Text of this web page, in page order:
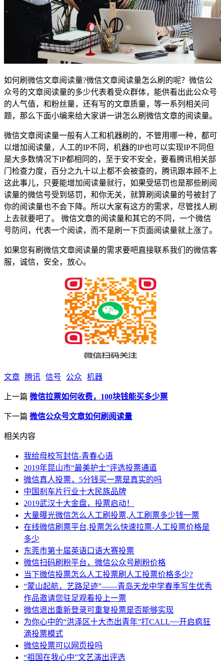
如何刷微信文章阅读量?微信文章阅读量怎么刷的呢？微信公
众号的文章阅读量的多少代表着受众群体，能供看出此公众号
的人气值，和粉丝量，还有写的文章质量，等一系列相关问
题，那么下面小编来给大家讲一讲怎么刷微信文章的阅读量。
微信文章阅读量一般有人工和机器刷的，不管用哪一种，都可
以增加阅读量，人工的IP不同，机器的IP也可以实现IP不同但
是大多数情况下IP都相同的，至于安不安全，要看腾讯相关部
门检查力度，百分之九十以上都不会被查的，腾讯跟本顾不上
这此事儿，只要能增加阅读量就行，如果受惩罚也是那些刷阅
读量的微信号受到惩罚，和你无关，就算刷阅读量的号被封了
你的阅读量也不会下降。所以大家有这方的需求，尽管找人刷
上去就要吧了。 微信文章的阅读量和其它的不同，一个微信
号防问，代表一个阅读，而不是刷一下页面阅读量就上涨了。
如果您有刷微信文章阅读量的需求要吧直接联系我们的微信客
服，诚信，安全，放心。
文章 腾讯 信号 公众 机器
上一篇 微信拉票如何收费，100块钱能买多少票
下一篇 微信公众号文章如何刷阅读量
相关内容
我给母校写封信-青春心语
2019年昆山市“最美护士”评选投票通道
微信真人投票，5分钱买一票是真实的吗
中国刹车片行业十大民族品牌
2019武汉十大金盘，投票启动！
大量曝光微信怎么人工刷投票,人工刷票多少钱一票
在线微信刷票平台,投票怎么快速拉票-人工投票价格是
多少
东莞市第十届英语口语大赛投票
微信扫码刷粉平台，微信公众号刷粉价格
当下微信投票怎么人工投票刷人工投票价格多少?
“蒙山起航，艺路足迹”——青岛天龙中学春季写生优秀
作品邀请您驻足观看投上一票
微信退出重新登录可重复投票是否能够实现
为你心中的“洪泽区十大杰出青年”打CALL~~开启疯狂
滴投票模式
微信投票可以网页投吗
“祖国在我心中”文艺演出评选